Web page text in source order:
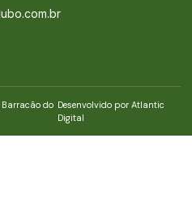
do Desenvolvido por Atlantic
Digital